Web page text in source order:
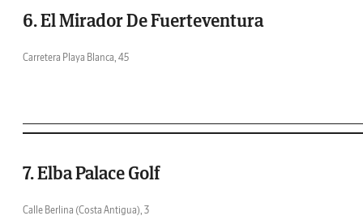
6. El Mirador De Fuerteventura
Carretera Playa Blanca, 45
7. Elba Palace Golf
Calle Berlina (Costa Antigua), 3